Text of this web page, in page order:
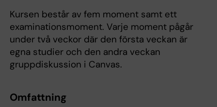
Kursen består av fem moment samt ett
examinationsmoment. Varje moment pågår
under två veckor där den första veckan är
egna studier och den andra veckan
gruppdiskussion i Canvas.
Omfattning